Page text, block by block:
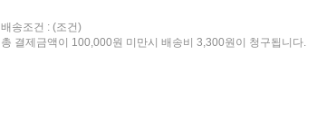
배송조건 : (조건)
총 결제금액이 100,000원 미만시 배송비 3,300원이 청구됩니다.